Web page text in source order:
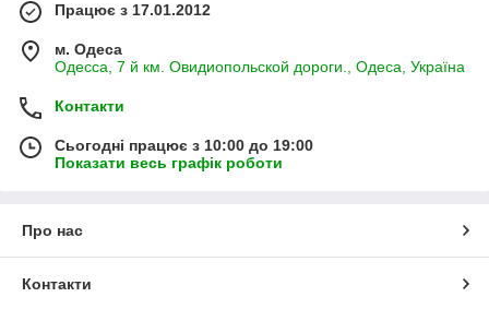
Працює з 17.01.2012
м. Одеса
Одесса, 7 й км. Овидиопольской дороги., Одеса, Україна
Контакти
Сьогодні працює з 10:00 до 19:00
Показати весь графік роботи
Про нас
Контакти